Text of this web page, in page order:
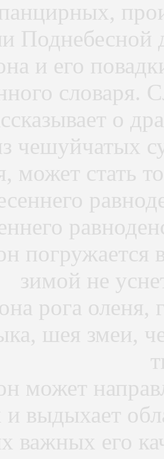
и его
о
чешуйчатых
может стать
погружается
зимой не
рога оленя,
шея змеи,
может
и выдыхает
важных его